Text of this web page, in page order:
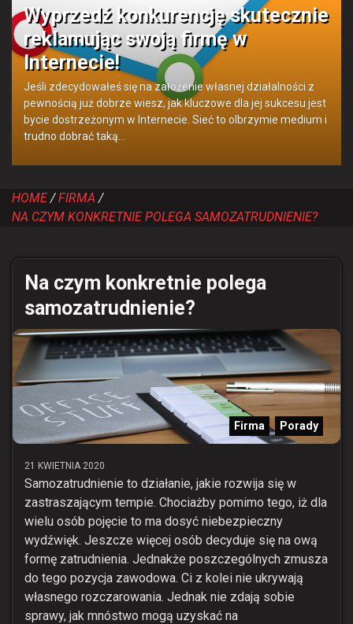
Wyprzedź konkurencję skutecznie
reklamując swoją firmę w
Internecie!
Jeśli zdecydowałeś się na założenie własnej działalności z
pewnością już dobrze wiesz, jak kluczowe dla jej sukcesu jest
bycie dostrzeżonym w Internecie. Sieć to olbrzymie medium i
trudno dobrać taką…
HOME
FIRMA
NA CZYM KONKRETNIE POLEGA SAMOZATRUDNIENIE?
Na czym konkretnie polega
samozatrudnienie?
Firma Porady
21 KWIETNIA 2020
Samozatrudnienie to działanie, jakie rozwija się w
zastraszającym tempie. Chociażby pomimo tego, iż dla
wielu osób pojęcie to ma dosyć niebezpieczny
wydźwięk. Jeszcze więcej osób decyduje się na ową
formę zatrudnienia. Jednakże poszczególnych zmusza
do tego pozycja zawodowa. Ci z kolei nie ukrywają
własnego rozczarowania. Jednak nie zdają sobie
sprawy, jak mnóstwo mogą uzyskać na